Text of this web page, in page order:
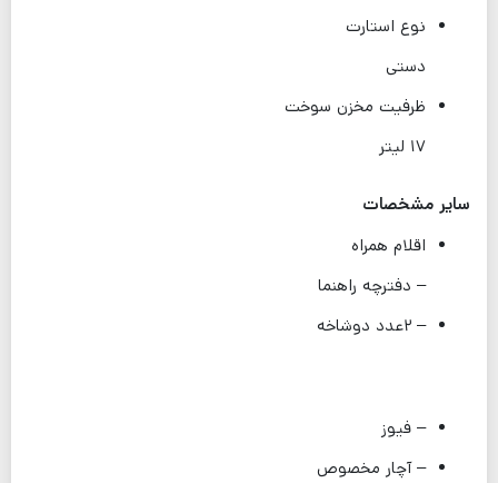
نوع استارت
دستی
ظرفیت مخزن سوخت
۱۷ لیتر
سایر مشخصات
اقلام همراه
– دفترچه راهنما
– ۲عدد دوشاخه
– فیوز
– آچار مخصوص